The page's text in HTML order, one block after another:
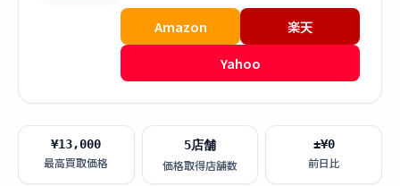
Amazon
楽天
Yahoo
¥13,000
最高買取価格
5店舗
価格取得店舗数
±¥0
前日比